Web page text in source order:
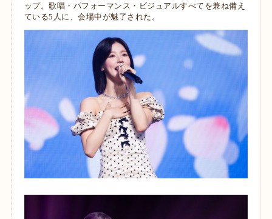
ップ。歌唱・パフォーマンス・ビジュアルすべてを兼ね備え
ている5人に、会場中が魅了された。